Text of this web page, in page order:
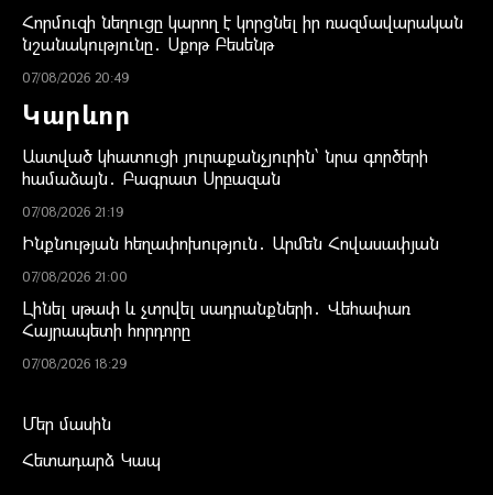
Հորմուզի նեղուցը կարող է կորցնել իր ռազմավարական
նշանակությունը․ Սքոթ Բեսենթ
07/08/2026 20:49
Կարևոր
Աստված կհատուցի յուրաքանչյուրին՝ նրա գործերի
համաձայն․ Բագրատ Սրբազան
07/08/2026 21:19
Ինքնության հեղափոխություն․ Արմեն Հովասափյան
07/08/2026 21:00
Լինել սթափ և չտրվել սադրանքների․ Վեհափառ
Հայրապետի հորդորը
07/08/2026 18:29
Մեր մասին
Հետադարձ Կապ